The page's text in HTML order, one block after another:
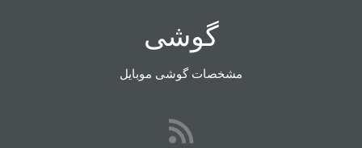
گوشی
مشخصات گوشی موبایل